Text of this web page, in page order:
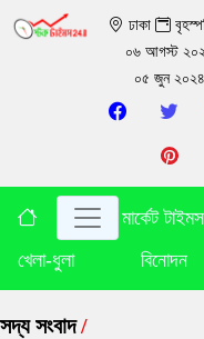
ঢাকা
০৬ আগস্ট
০৫ জুন ২০২৪
মার্কেট টাইমস
খেলা-ধুলা
বিনোদন
সদ্য সংবাদ/